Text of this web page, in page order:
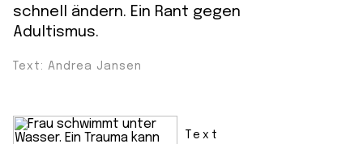
schnell ändern. Ein Rant gegen
Adultismus.
Text: Andrea Jansen
Text